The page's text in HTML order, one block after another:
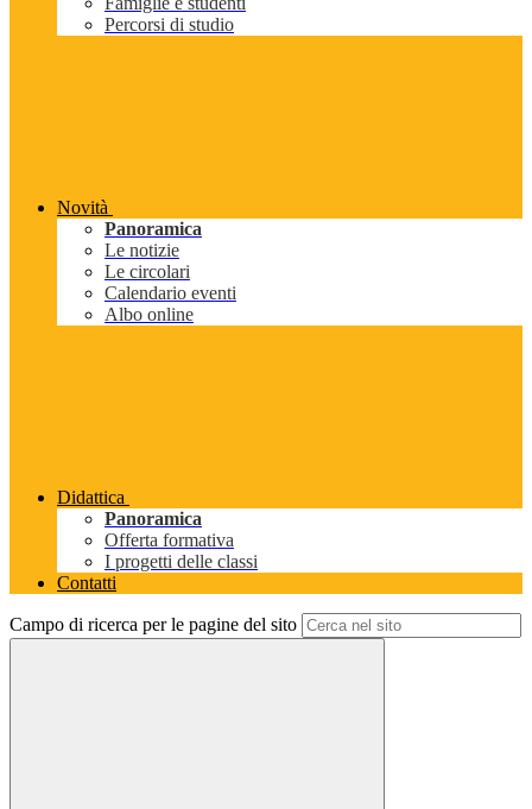
Percorsi di studio
Novità
Panoramica
Le notizie
Le circolari
Calendario eventi
Albo online
Didattica
Panoramica
Offerta formativa
I progetti delle classi
Contatti
Campo di ricerca per le pagine del sito